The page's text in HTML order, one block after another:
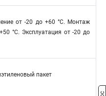
от -20 до +60 °C. Монтаж
°C. Эксплуатация от -20 до
пакет